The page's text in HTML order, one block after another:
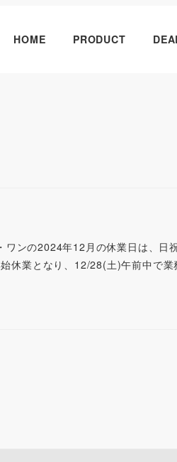
HOME PRODUCT
ンの2024年12月の休業日は、日
休業となり、12/28(土)午前中で